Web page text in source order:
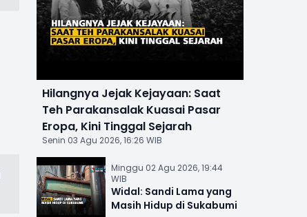
Hilangnya Jejak Kejayaan: Saat
Teh Parakansalak Kuasai Pasar
Eropa, Kini Tinggal Sejarah
Senin 03 Agu 2026, 16:26 WIB
Minggu 02 Agu 2026, 19:44
WIB
Widal: Sandi Lama yang
Masih Hidup di Sukabumi